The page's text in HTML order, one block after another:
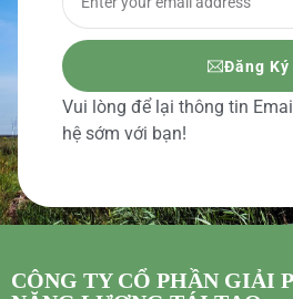
Đăng Ký
Vui lòng để lại thông tin
hệ sớm với bạn!
CÔNG TY CỔ PHẦN GIẢI